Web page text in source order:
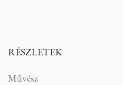
RÉSZLETEK
Művész